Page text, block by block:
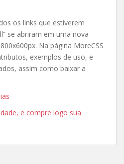
os links que estiverem
se abriram em uma nova
Na página MoreCSS
exemplos de uso, e
assim como baixar a
e compre logo sua